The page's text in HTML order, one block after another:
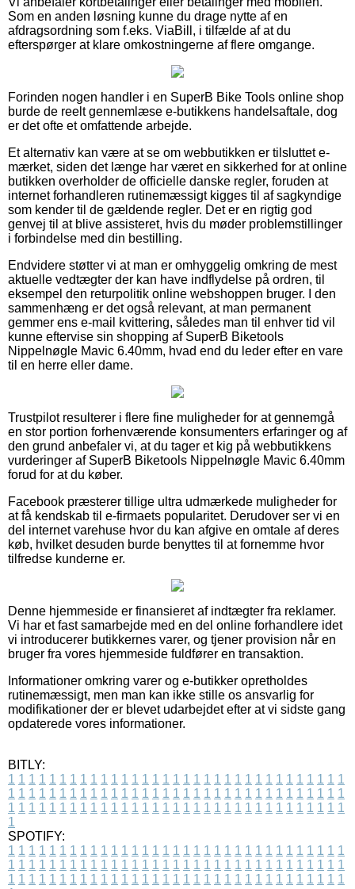
Som en anden løsning kunne du drage nytte af en
afdragsordning som f.eks. ViaBill, i tilfælde af at du
efterspørger at klare omkostningerne af flere omgange.
Forinden nogen handler i en SuperB Bike Tools online shop
burde de reelt gennemlæse e-butikkens handelsaftale, dog
er det ofte et omfattende arbejde.
Et alternativ kan være at se om webbutikken er tilsluttet e-
mærket, siden det længe har været en sikkerhed for at online
butikken overholder de officielle danske regler, foruden at
internet forhandleren rutinemæssigt kigges til af sagkyndige
som kender til de gældende regler. Det er en rigtig god
genvej til at blive assisteret, hvis du møder problemstillinger
i forbindelse med din bestilling.
Endvidere støtter vi at man er omhyggelig omkring de mest
aktuelle vedtægter der kan have indflydelse på ordren, til
eksempel den returpolitik online webshoppen bruger. I den
sammenhæng er det også relevant, at man permanent
gemmer ens e-mail kvittering, således man til enhver tid vil
kunne eftervise sin shopping af SuperB Biketools
Nippelnøgle Mavic 6.40mm, hvad end du leder efter en vare
til en herre eller dame.
Trustpilot resulterer i flere fine muligheder for at gennemgå
en stor portion forhenværende konsumenters erfaringer og af
den grund anbefaler vi, at du tager et kig på webbutikkens
vurderinger af SuperB Biketools Nippelnøgle Mavic 6.40mm
forud for at du køber.
Facebook præsterer tillige ultra udmærkede muligheder for
at få kendskab til e-firmaets popularitet. Derudover ser vi en
del internet varehuse hvor du kan afgive en omtale af deres
køb, hvilket desuden burde benyttes til at fornemme hvor
tilfredse kunderne er.
Denne hjemmeside er finansieret af indtægter fra reklamer.
Vi har et fast samarbejde med en del online forhandlere idet
vi introducerer butikkernes varer, og tjener provision når en
bruger fra vores hjemmeside fuldfører en transaktion.
Informationer omkring varer og e-butikker opretholdes
rutinemæssigt, men man kan ikke stille os ansvarlig for
modifikationer der er blevet udarbejdet efter at vi sidste gang
opdaterede vores informationer.
BITLY:
1 1 1 1 1 1 1 1 1 1 1 1 1 1 1 1 1 1 1 1 1 1 1 1 1 1 1 1 1 1 1 1 1
1 1 1 1 1 1 1 1 1 1 1 1 1 1 1 1 1 1 1 1 1 1 1 1 1 1 1 1 1 1 1 1 1
1 1 1 1 1 1 1 1 1 1 1 1 1 1 1 1 1 1 1 1 1 1 1 1 1 1 1 1 1 1 1 1 1
1
SPOTIFY:
1 1 1 1 1 1 1 1 1 1 1 1 1 1 1 1 1 1 1 1 1 1 1 1 1 1 1 1 1 1 1 1 1
1 1 1 1 1 1 1 1 1 1 1 1 1 1 1 1 1 1 1 1 1 1 1 1 1 1 1 1 1 1 1 1 1
1 1 1 1 1 1 1 1 1 1 1 1 1 1 1 1 1 1 1 1 1 1 1 1 1 1 1 1 1 1 1 1 1